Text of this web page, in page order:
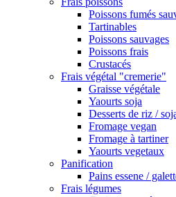
Poissons fumés
Tartinables
Poissons sauvages
Poissons frais
Crustacés
Frais végétal "cremerie"
Graisse végétale
Yaourts soja
Desserts de riz /
Fromage vegan
Fromage à tartiner
Yaourts vegetaux
Panification
Pains essene /
Frais légumes